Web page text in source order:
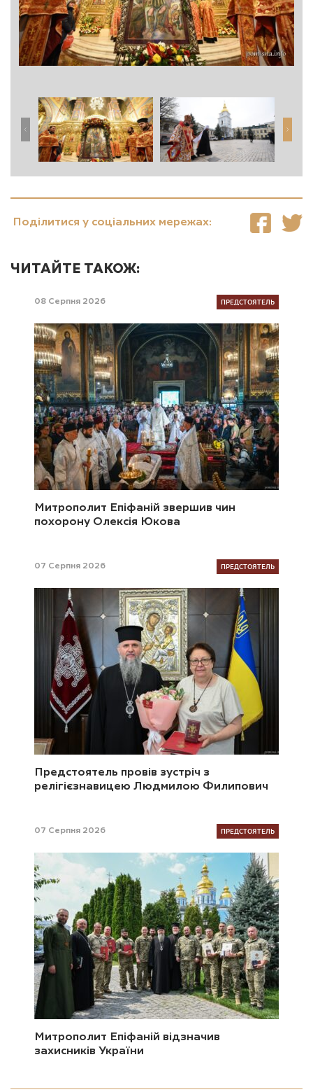
Поділитися у соціальних мережах:
ЧИТАЙТЕ ТАКОЖ:
08 Серпня 2026 ПРЕДСТОЯТЕЛЬ
Митрополит Епіфаній звершив чин
похорону Олексія Юкова
07 Серпня 2026 ПРЕДСТОЯТЕЛЬ
Предстоятель провів зустріч з
релігієзнавицею Людмилою Филипович
07 Серпня 2026 ПРЕДСТОЯТЕЛЬ
Митрополит Епіфаній відзначив
захисників України